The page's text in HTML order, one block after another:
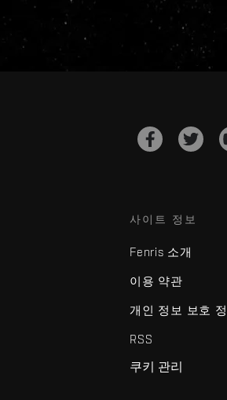
사이트 정보
Fenris 소개
이용 약관
개인 정보 보호
RSS
쿠키 관리